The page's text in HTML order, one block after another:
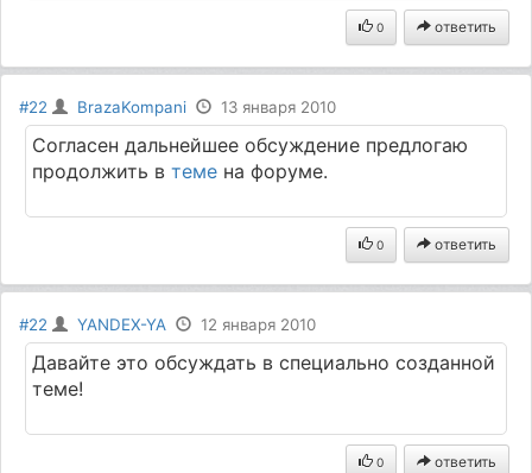
0 ответить
#22 BrazaKompani 13 января 2010
Согласен дальнейшее обсуждение предлогаю
продолжить втеме на форуме.
0 ответить
#22 YANDEX-YA 12 января 2010
Давайте это обсуждать в специально созданной
теме!
0 ответить